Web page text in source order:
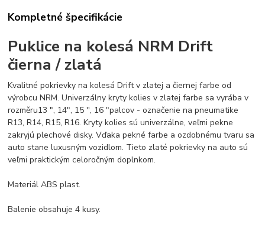
Kompletné špecifikácie
Puklice na kolesá NRM Drift
čierna / zlatá
Kvalitné pokrievky na kolesá Drift v zlatej a čiernej farbe od
výrobcu NRM. Univerzálny kryty kolies v zlatej farbe sa vyrába v
rozměru13 ", 14", 15 '', 16 "palcov - označenie na pneumatike
R13, R14, R15, R16. Kryty kolies sú univerzálne, veľmi pekne
zakryjú plechové disky. Vďaka pekné farbe a ozdobnému tvaru sa
auto stane luxusnýmvozidlom. Tieto zlaté pokrievky na auto sú
veľmi praktickým celoročným doplnkom.
Materiál ABS plast.
Balenie obsahuje 4 kusy.